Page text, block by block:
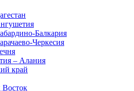
Балкария
Черкесия
– Алания
край
Восток